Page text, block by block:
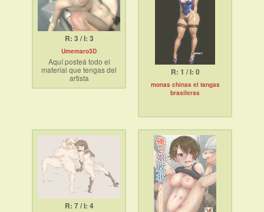
muchas candidatas
Ya sabrán que sigue
después.
R: 3 / I: 3
Umemaro3D
Aquí posteá todo el
material que tengas del
artista
R: 1 / I: 0
monas chinas el tangas
brasileras
R: 7 / I: 4